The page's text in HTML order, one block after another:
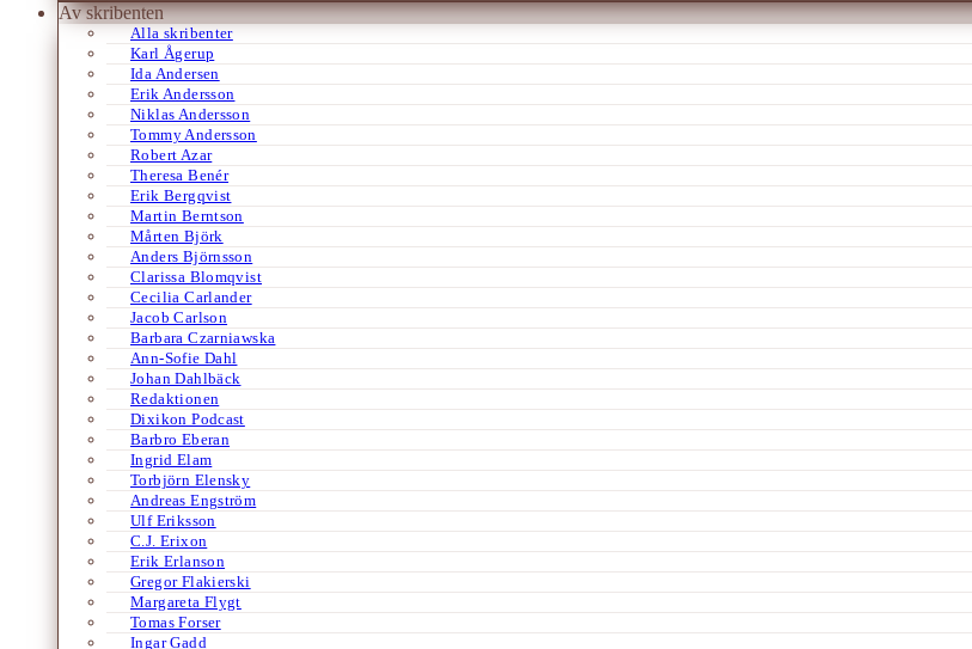
Av skribenten
Alla skribenter
Karl Ågerup
Ida Andersen
Erik Andersson
Niklas Andersson
Tommy Andersson
Robert Azar
Theresa Benér
Erik Bergqvist
Martin Berntson
Mårten Björk
Anders Björnsson
Clarissa Blomqvist
Cecilia Carlander
Jacob Carlson
Barbara Czarniawska
Ann-Sofie Dahl
Johan Dahlbäck
Redaktionen
Dixikon Podcast
Barbro Eberan
Ingrid Elam
Torbjörn Elensky
Andreas Engström
Ulf Eriksson
C.J. Erixon
Erik Erlanson
Gregor Flakierski
Margareta Flygt
Tomas Forser
Ingar Gadd